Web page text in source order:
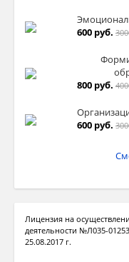
600 руб.
800 руб.
600 руб.
Лицензия на
деятельности №Л035-
25.08.2017 г.